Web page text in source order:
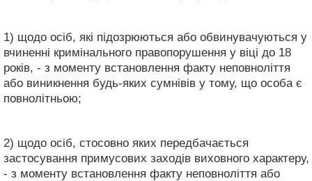
1) щодо осіб, які підозрюються або обвинувачуються у
вчиненні кримінального правопорушення у віці до 18
років, - з моменту встановлення факту неповноліття
або виникнення будь-яких сумнівів у тому, що особа є
повнолітньою;
2) щодо осіб, стосовно яких передбачається
застосування примусових заходів виховного характеру,
- з моменту встановлення факту неповноліття або